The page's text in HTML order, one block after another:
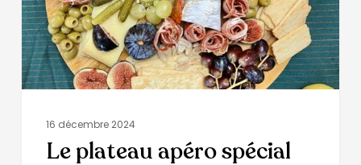
16 décembre 2024
Le plateau apéro spécial